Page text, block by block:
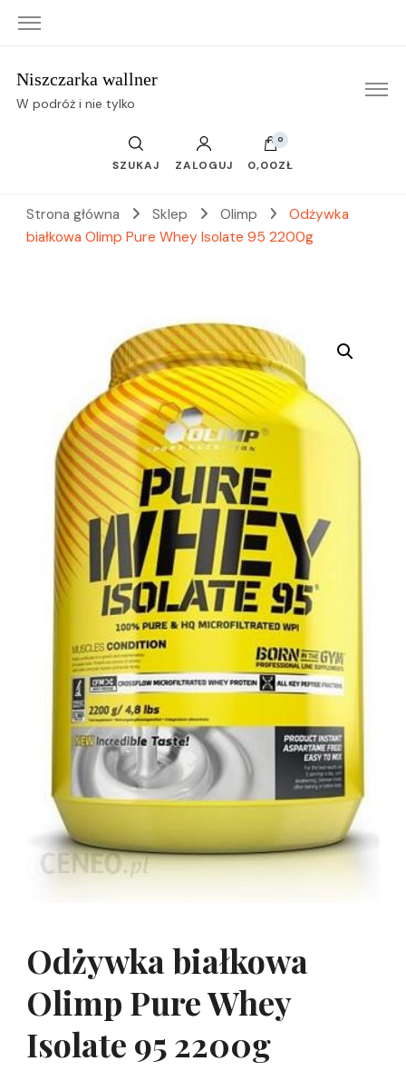
Niszczarka wallner
W podróż i nie tylko
SZUKAJ ZALOGUJ
0
0,00ZŁ
Strona główna Sklep Olimp
Odżywka
białkowa Olimp Pure Whey Isolate 95 2200g
Odżywka białkowa
Olimp Pure Whey
Isolate 95 2200g